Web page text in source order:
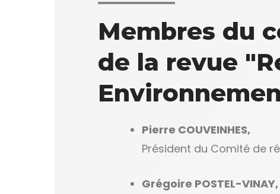
Membres du
de la revue
Pierre COUVEINHES,
Président du Comité de
Grégoire POSTEL-VINAY,